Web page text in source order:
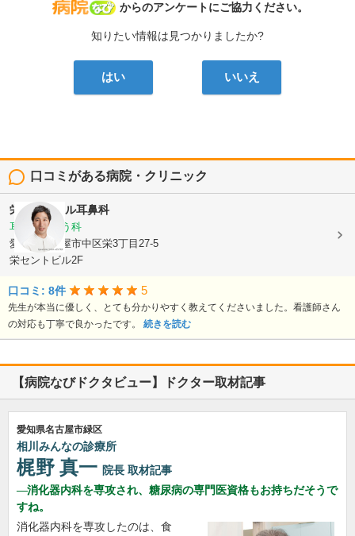
病院なび
からのアンケートにご協力ください。
知りたい情報は見つかりましたか?
はい いいえ
口コミがある病院・クリニック
栄セントラル耳鼻科
耳鼻いんこう科
愛知県名古屋市中区栄3丁目27-5
栄セントビル2F
口コミ: 8件 5
先生が本当に優しく、とても分かりやすく教えてくださいました。看護師さん
の対応も丁寧で良かったです。 続きを読む
【病院なびドクタビュー】ドクター取材記事
愛知県名古屋市緑区
相川みんなの診療所
梶野 真一 院長 取材記事
消化器内科を専攻され、糖尿病の専門医資格もお持ちだそうで
すね。
消化器内科を専攻したのは、食